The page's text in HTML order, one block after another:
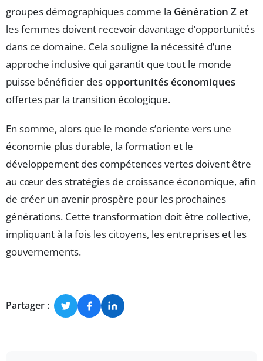
groupes démographiques comme la Génération Z et
les femmes doivent recevoir davantage d’opportunités
dans ce domaine. Cela souligne la nécessité d’une
approche inclusive qui garantit que tout le monde
puisse bénéficier desopportunités économiques
offertes par la transition écologique.
En somme, alors que le monde s’oriente vers une
économie plus durable, la formation et le
développement des compétences vertes doivent être
au cœur des stratégies de croissance économique, afin
de créer un avenir prospère pour les prochaines
générations. Cette transformation doit être collective,
impliquant à la fois les citoyens, les entreprises et les
gouvernements.
Partager :